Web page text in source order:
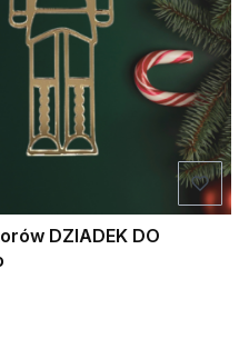
DZIADEK DO